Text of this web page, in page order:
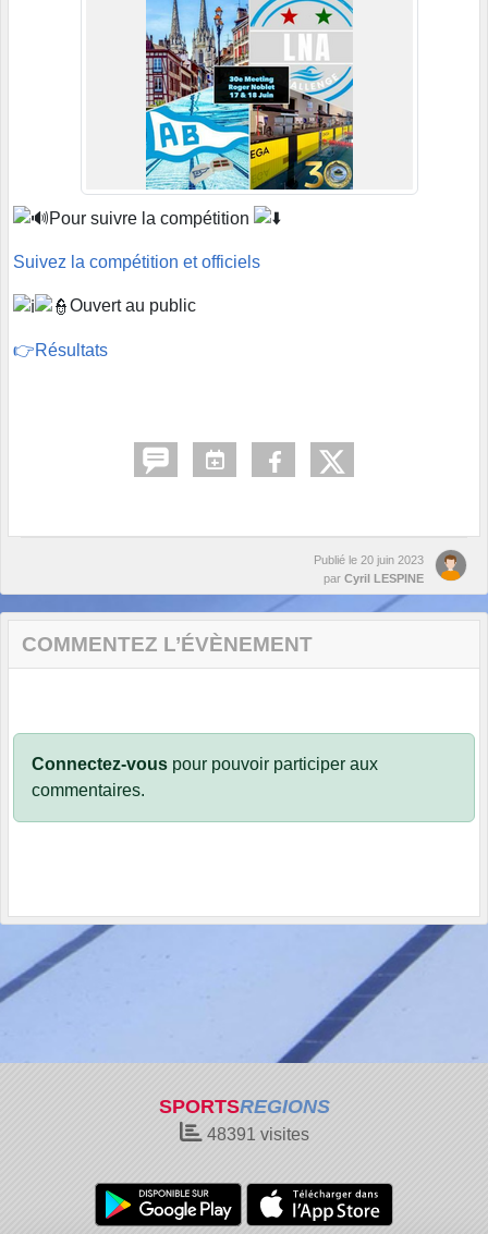
Pour suivre la compétition
Suivez la compétition et officiels
Ouvert au public
👉Résultats
Publié le 20 juin 2023
par Cyril LESPINE
COMMENTEZ L’ÉVÈNEMENT
Connectez-vous pour pouvoir participer aux
commentaires.
SPORTSREGIONS
48391 visites